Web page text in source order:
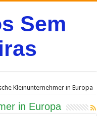
Sem
Kleinunternehmer in Europa
in Europa